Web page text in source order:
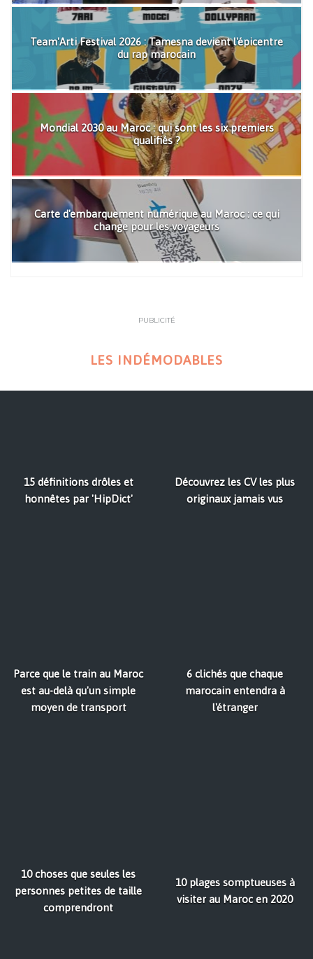
Team'Arti Festival 2026 : Tamesna devient l'épicentre
du rap marocain
Mondial 2030 au Maroc : qui sont les six premiers
qualifiés ?
Carte d'embarquement numérique au Maroc : ce qui
change pour les voyageurs
PUBLICITÉ
LES INDÉMODABLES
15 définitions drôles et
honnêtes par 'HipDict'
Découvrez les CV les plus
originaux jamais vus
Parce que le train au Maroc
est au-delà qu'un simple
moyen de transport
6 clichés que chaque
marocain entendra à
l'étranger
10 choses que seules les
personnes petites de taille
comprendront
10 plages somptueuses à
visiter au Maroc en 2020